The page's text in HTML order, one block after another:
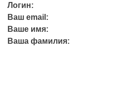
Логин:
Ваш email:
Ваше имя:
Ваша фамилия: